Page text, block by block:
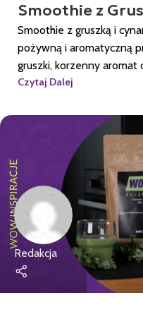
Smoothie z
Smoothie z gruszką i
pożywną i aromatyczną
gruszki, korzenny aromat
Czytaj Dalej
Redakcja